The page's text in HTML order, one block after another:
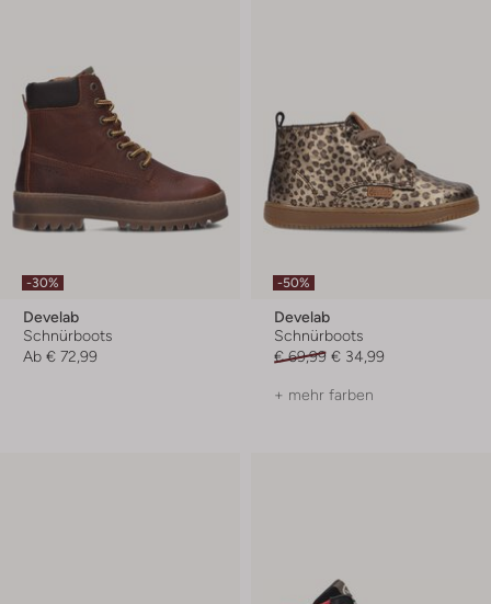
-30%
Develab
Schnürboots
Ab € 72,99
-50%
Develab
Schnürboots
€ 69,99 € 34,99
+ mehr farben